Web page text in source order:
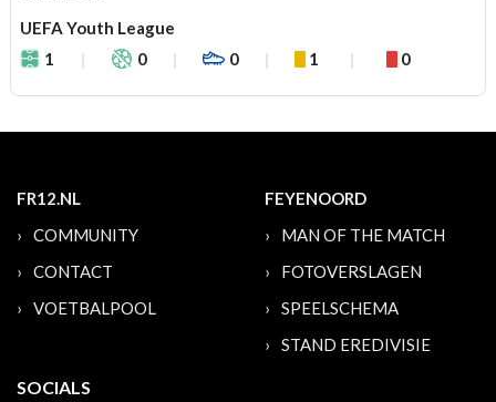
UEFA Youth League
1
0 0 1 0
FR12.NL
COMMUNITY
CONTACT
VOETBALPOOL
FEYENOORD
MAN OF THE MATCH
FOTOVERSLAGEN
SPEELSCHEMA
STAND EREDIVISIE
SOCIALS